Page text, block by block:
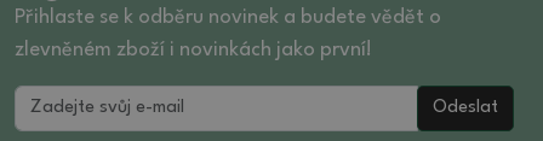
28.5 (1)
29 (2)
29.5 (3)
30 (2)
22 (9)
23 (1)
23.5 (3)
24 (12)
Přihlaste se k odběru novinek a budete vědět o
zlevněném zboží i novinkách jako první!
Odeslat